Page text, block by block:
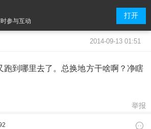
参与互动
打开
2014-09-13 01:51
跑到哪里去了。总换地方干啥啊？净瞎
举报